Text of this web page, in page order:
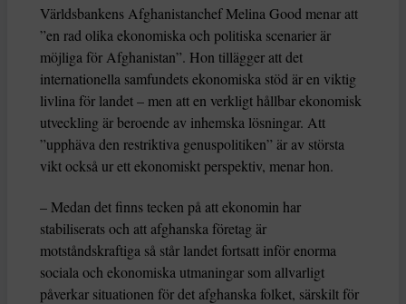
Världsbankens Afghanistanchef Melina Good menar att
”en rad olika ekonomiska och politiska scenarier är
möjliga för Afghanistan”. Hon tillägger att det
internationella samfundets ekonomiska stöd är en viktig
livlina för landet – men att en verkligt hållbar ekonomisk
utveckling är beroende av inhemska lösningar. Att
”upphäva den restriktiva genuspolitiken” är av största
vikt också ur ett ekonomiskt perspektiv, menar hon.
– Medan det finns tecken på att ekonomin har
stabiliserats och att afghanska företag är
motståndskraftiga så står landet fortsatt inför enorma
sociala och ekonomiska utmaningar som allvarligt
påverkar situationen för det afghanska folket, särskilt för